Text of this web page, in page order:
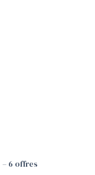
– 6 offres